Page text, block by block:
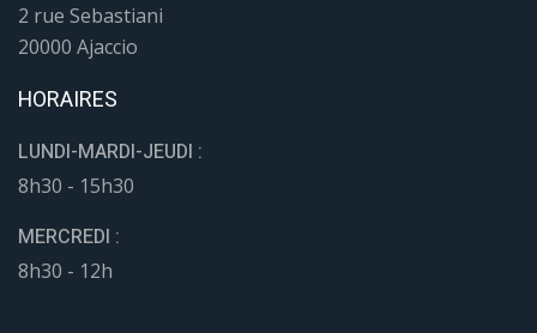
2 rue Sebastiani
20000 Ajaccio
HORAIRES
LUNDI-MARDI-JEUDI :
8h30 - 15h30
MERCREDI :
8h30 - 12h